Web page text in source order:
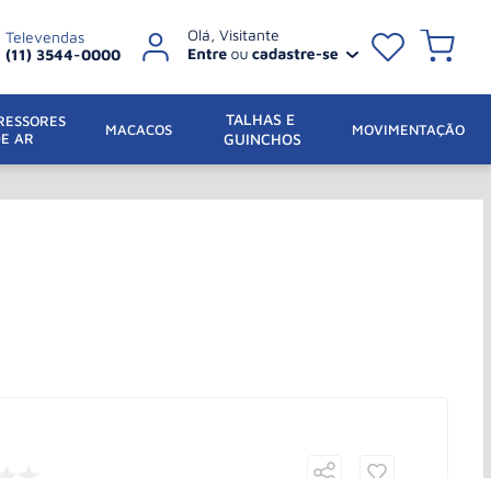
Televendas
(11) 3544-0000
AR
MACACOS
TALHAS E
GUINCHOS
MOVIMENTAÇÃO